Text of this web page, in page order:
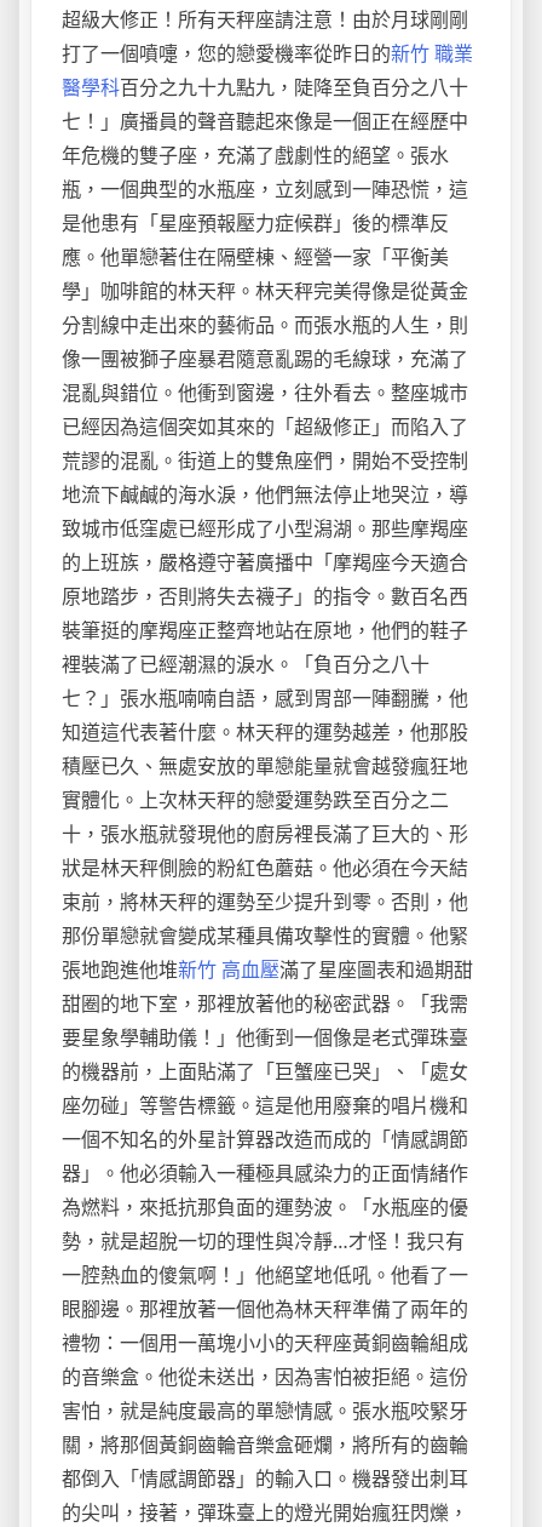
超級大修正！所有天秤座請注意！由於月球剛剛
打了一個噴嚏，您的戀愛機率從昨日的新竹 職業
醫學科百分之九十九點九，陡降至負百分之八十
七！」廣播員的聲音聽起來像是一個正在經歷中
年危機的雙子座，充滿了戲劇性的絕望。張水
瓶，一個典型的水瓶座，立刻感到一陣恐慌，這
是他患有「星座預報壓力症候群」後的標準反
應。他單戀著住在隔壁棟、經營一家「平衡美
學」咖啡館的林天秤。林天秤完美得像是從黃金
分割線中走出來的藝術品。而張水瓶的人生，則
像一團被獅子座暴君隨意亂踢的毛線球，充滿了
混亂與錯位。他衝到窗邊，往外看去。整座城市
已經因為這個突如其來的「超級修正」而陷入了
荒謬的混亂。街道上的雙魚座們，開始不受控制
地流下鹹鹹的海水淚，他們無法停止地哭泣，導
致城市低窪處已經形成了小型潟湖。那些摩羯座
的上班族，嚴格遵守著廣播中「摩羯座今天適合
原地踏步，否則將失去襪子」的指令。數百名西
裝筆挺的摩羯座正整齊地站在原地，他們的鞋子
裡裝滿了已經潮濕的淚水。「負百分之八十
七？」張水瓶喃喃自語，感到胃部一陣翻騰，他
知道這代表著什麼。林天秤的運勢越差，他那股
積壓已久、無處安放的單戀能量就會越發瘋狂地
實體化。上次林天秤的戀愛運勢跌至百分之二
十，張水瓶就發現他的廚房裡長滿了巨大的、形
狀是林天秤側臉的粉紅色蘑菇。他必須在今天結
束前，將林天秤的運勢至少提升到零。否則，他
那份單戀就會變成某種具備攻擊性的實體。他緊
張地跑進他堆新竹 高血壓滿了星座圖表和過期甜
甜圈的地下室，那裡放著他的秘密武器。「我需
要星象學輔助儀！」他衝到一個像是老式彈珠臺
的機器前，上面貼滿了「巨蟹座已哭」、「處女
座勿碰」等警告標籤。這是他用廢棄的唱片機和
一個不知名的外星計算器改造而成的「情感調節
器」。他必須輸入一種極具感染力的正面情緒作
為燃料，來抵抗那負面的運勢波。「水瓶座的優
勢，就是超脫一切的理性與冷靜…才怪！我只有
一腔熱血的傻氣啊！」他絕望地低吼。他看了一
眼腳邊。那裡放著一個他為林天秤準備了兩年的
禮物：一個用一萬塊小小的天秤座黃銅齒輪組成
的音樂盒。他從未送出，因為害怕被拒絕。這份
害怕，就是純度最高的單戀情感。張水瓶咬緊牙
關，將那個黃銅齒輪音樂盒砸爛，將所有的齒輪
都倒入「情感調節器」的輸入口。機器發出刺耳
的尖叫，接著，彈珠臺上的燈光開始瘋狂閃爍，